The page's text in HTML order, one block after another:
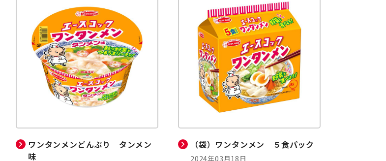
ワンタンメンどんぶり タンメン
味
（袋）ワンタンメン ５食パック
2024年03月18日